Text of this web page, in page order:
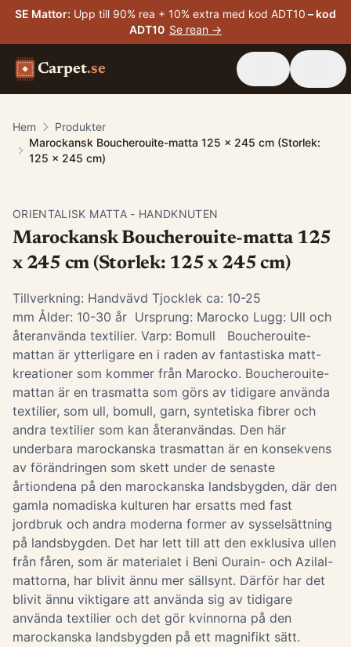
SE Mattor: Upp till 90% rea + 10% extra med kod ADT10 – kod
ADT10 Se rean →
Carpet.se
Hem
Produkter
Marockansk Boucherouite-matta 125 x 245 cm (Storlek:
125 x 245 cm)
ORIENTALISK MATTA - HANDKNUTEN
Marockansk Boucherouite-matta 125
x 245 cm (Storlek: 125 x 245 cm)
Tillverkning: Handvävd Tjocklek ca: 10-25
mm Ålder: 10-30 år Ursprung: Marocko Lugg: Ull och
återanvända textilier. Varp: Bomull Boucherouite-
mattan är ytterligare en i raden av fantastiska matt-
kreationer som kommer från Marocko. Boucherouite-
mattan är en trasmatta som görs av tidigare använda
textilier, som ull, bomull, garn, syntetiska fibrer och
andra textilier som kan återanvändas. Den här
underbara marockanska trasmattan är en konsekvens
av förändringen som skett under de senaste
årtiondena på den marockanska landsbygden, där den
gamla nomadiska kulturen har ersatts med fast
jordbruk och andra moderna former av sysselsättning
på landsbygden. Det har lett till att den exklusiva ullen
från fåren, som är materialet i Beni Ourain- och Azilal-
mattorna, har blivit ännu mer sällsynt. Därför har det
blivit ännu viktigare att använda sig av tidigare
använda textilier och det gör kvinnorna på den
marockanska landsbygden på ett magnifikt sätt.